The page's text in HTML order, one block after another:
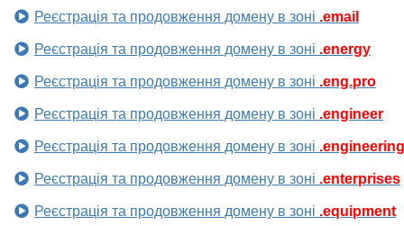
Реєстрація та продовження домену в зоні .email
Реєстрація та продовження домену в зоні .energy
Реєстрація та продовження домену в зоні .eng.pro
Реєстрація та продовження домену в зоні .engineer
Реєстрація та продовження домену в зоні .engineering
Реєстрація та продовження домену в зоні .enterprises
Реєстрація та продовження домену в зоні .equipment